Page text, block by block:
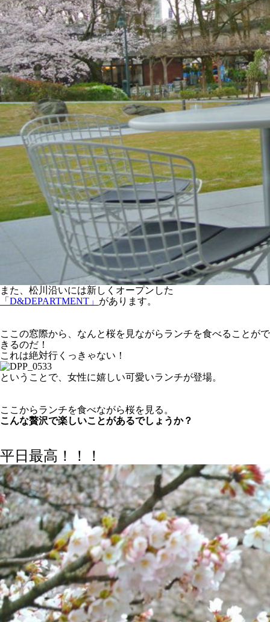
また、松川沿いには新しくオープンした
「D&DEPARTMENT」 があります。
ここの窓際から、なんと桜を見ながらランチを食べることがで
きるのだ！
これは絶対行くっきゃない！
ということで、女性に嬉しい可愛いランチが登場。
ここからランチを食べながら桜を見る。
こんな贅沢で楽しいことがあるでしょうか？
平日最高！！！